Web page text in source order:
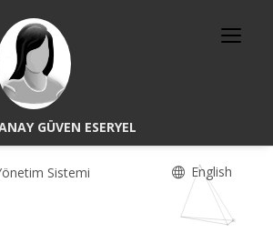
GÜVEN ESERYEL
Sistemi English